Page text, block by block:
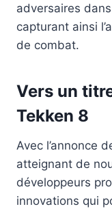
adversaires
capturant ainsi
de combat.
Vers un
Tekken 8
Avec l’annonce
atteignant de
développeurs
innovations qui